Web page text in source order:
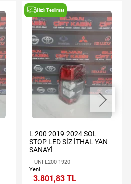
Hızlı Teslimat
L 200 2019-2024 SOL
STOP LED SİZ İTHAL YAN
SANAYİ
UNİ-L200-1920
Yeni
3.801,83 TL